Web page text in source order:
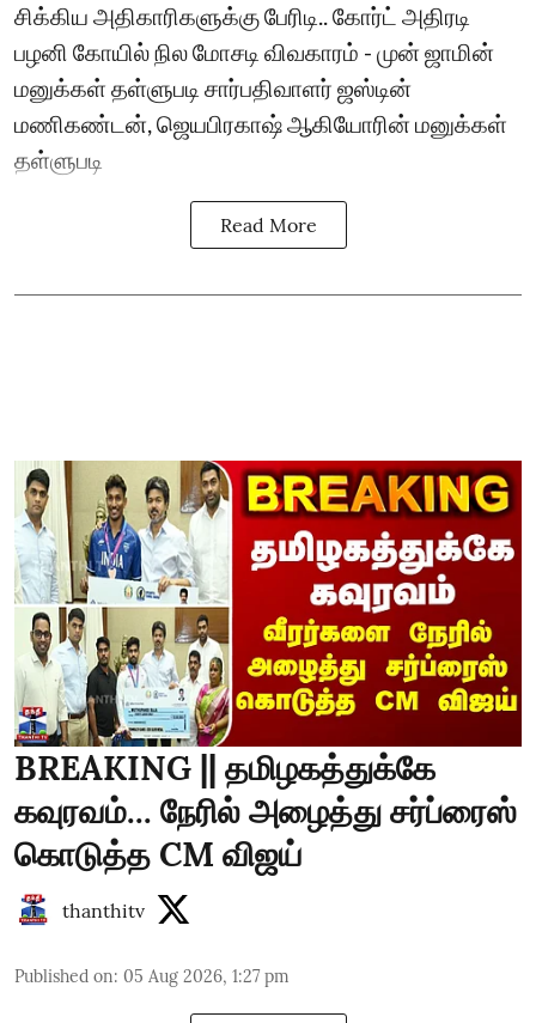
சிக்கிய அதிகாரிகளுக்கு பேரிடி.. கோர்ட் அதிரடி
பழனி கோயில் நில மோசடி விவகாரம் - முன் ஜாமின்
மனுக்கள் தள்ளுபடி சார்பதிவாளர் ஜஸ்டின்
மணிகண்டன், ஜெயபிரகாஷ் ஆகியோரின் மனுக்கள்
தள்ளுபடி
Read More
BREAKING || தமிழகத்துக்கே
கவுரவம்... நேரில் அழைத்து சர்ப்ரைஸ்
கொடுத்த CM விஜய்
thanthitv
Published on: 05 Aug 2026, 1:27 pm